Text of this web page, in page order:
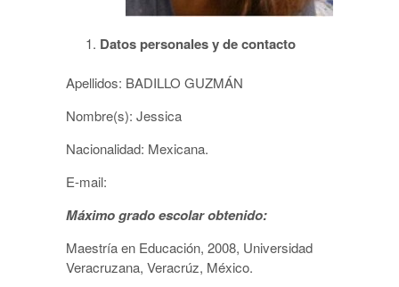
Datos personales y de contacto
Apellidos: BADILLO GUZMÁN
Nombre(s): Jessica
Nacionalidad: Mexicana.
E-mail:
Máximo grado escolar obtenido:
Maestría en Educación, 2008, Universidad
Veracruzana, Veracrúz, México.